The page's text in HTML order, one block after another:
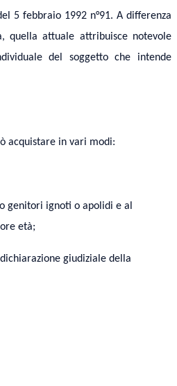
5 febbraio 1992 n°91. A differenza
quella attuale attribuisce notevole
del soggetto che intende
acquistare in vari modi:
genitori ignoti o apolidi e al
età;
giudiziale della